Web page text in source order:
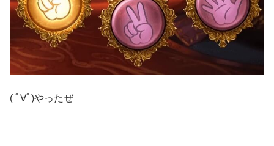
( ﾟ∀ﾟ)やったぜ